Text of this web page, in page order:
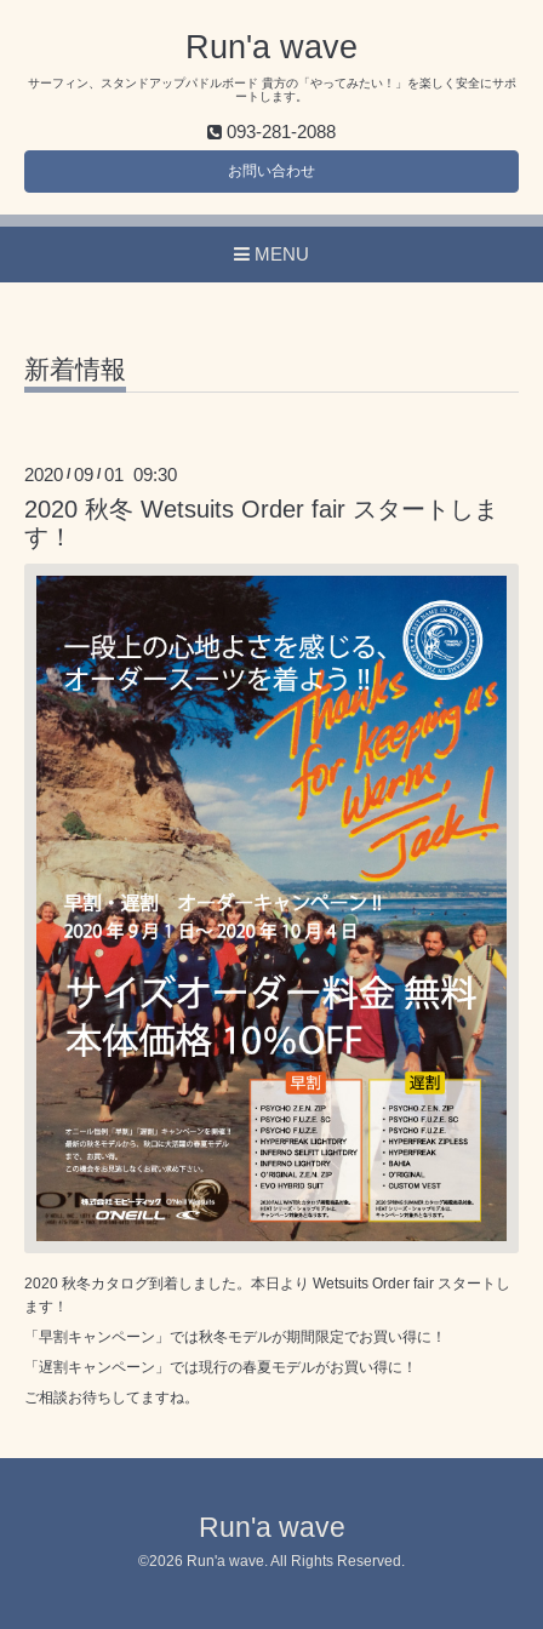
Run'a wave
サーフィン、スタンドアップパドルボード 貴方の「やってみたい！」を楽しく安全にサポ
ートします。
093-281-2088
お問い合わせ
MENU
新着情報
2020 /09 /01 09:30
2020 秋冬 Wetsuits Order fair スタートしま
す！
2020 秋冬カタログ到着しました。本日より Wetsuits Order fair スタートし
ます！
「早割キャンペーン」では秋冬モデルが期間限定でお買い得に！
「遅割キャンペーン」では現行の春夏モデルがお買い得に！
ご相談お待ちしてますね。
Run'a wave
©2026 Run'a wave . All Rights Reserved.